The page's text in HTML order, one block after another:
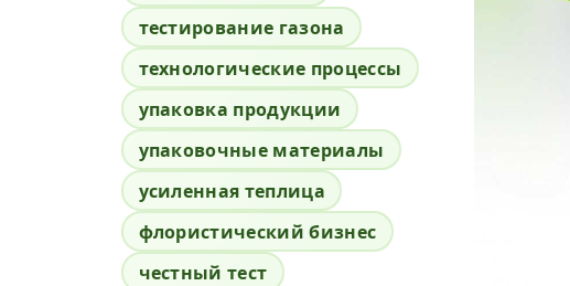
тестирование газона
технологические процессы
упаковка продукции
упаковочные материалы
усиленная теплица
флористический бизнес
честный тест